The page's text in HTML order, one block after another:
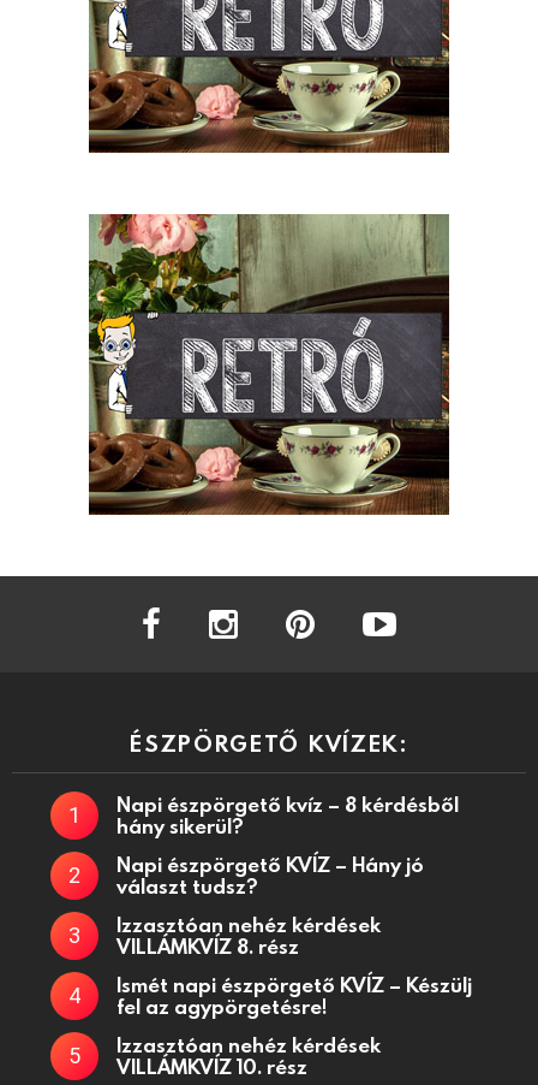
facebook instagram
ÉSZPÖRGETŐ KVÍZEK:
Napi észpörgető kvíz – 8 kérdésből
hány sikerül?
Napi észpörgető KVÍZ – Hány jó
választ tudsz?
Izzasztóan nehéz kérdések
VILLÁMKVÍZ 8. rész
Ismét napi észpörgető KVÍZ – Készülj
fel az agypörgetésre!
Izzasztóan nehéz kérdések
VILLÁMKVÍZ 10. rész